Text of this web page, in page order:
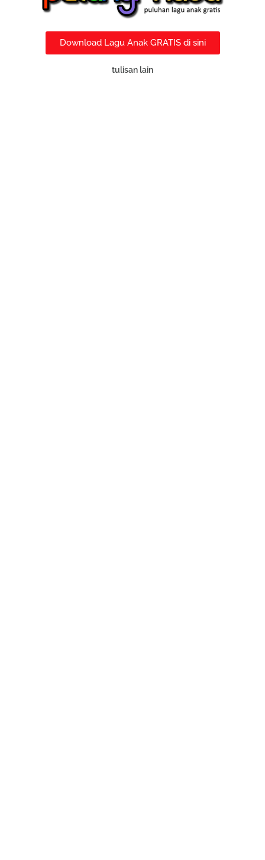
Download Lagu Anak GRATIS di sini
tulisan lain